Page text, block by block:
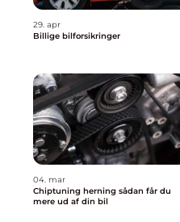
29. apr
Billige bilforsikringer
04. mar
Chiptuning herning sådan får du
mere ud af din bil